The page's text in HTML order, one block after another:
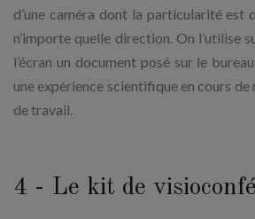
d’une caméra dont la particularité est
n’importe quelle direction. On l’utilise
l’écran un document posé sur le
une expérience scientifique en cours de
de travail.
4 - Le kit de